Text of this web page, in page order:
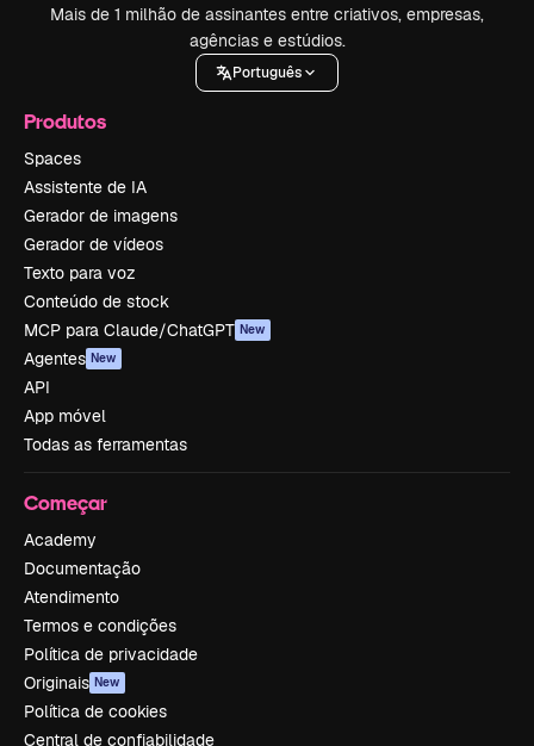
Mais de 1 milhão de assinantes entre criativos, empresas,
agências e estúdios.
Português
Produtos
Spaces
Assistente de IA
Gerador de imagens
Gerador de vídeos
Texto para voz
Conteúdo de stock
MCP para Claude/ChatGPT New
Agentes New
API
App móvel
Todas as ferramentas
Começar
Academy
Documentação
Atendimento
Termos e condições
Política de privacidade
Originais New
Política de cookies
Central de confiabilidade